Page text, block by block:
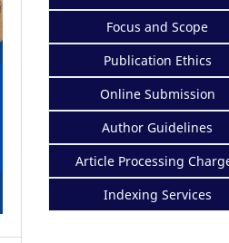
Focus and Scope
Publication Ethics
Online Submission
Author Guidelines
Article Processing
Indexing Services